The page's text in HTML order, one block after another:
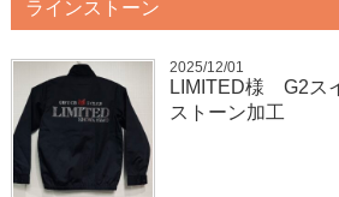
ラインストーン
2025/12/01
LIMITED様 G2ス
ストーン加工